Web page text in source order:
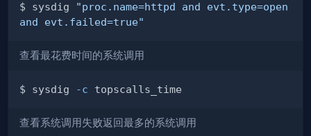
$ sysdig
"proc.name=httpd and evt.type=open
and evt.failed=true"
查看最花费时间的系统调用
$ sysdig -c
查看系统调用失败返回最多的系统调用